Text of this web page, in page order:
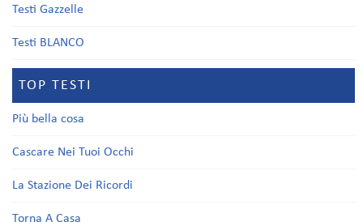
Testi Gazzelle
Testi BLANCO
TOP TESTI
Più bella cosa
Cascare Nei Tuoi Occhi
La Stazione Dei Ricordi
Torna A Casa